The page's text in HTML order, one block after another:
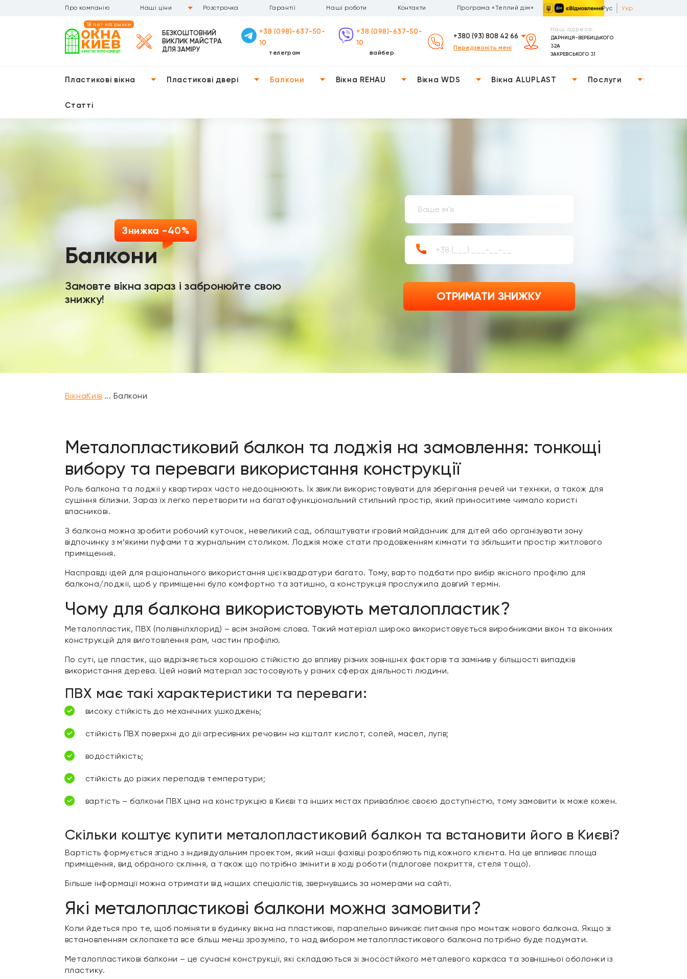
Про компанію Наші ціни Розстрочка Гарантії Наші роботи Контакти Програма «Теплий дім» Рус Укр
18 лет на рынке
БЕЗКОШТОВНИЙ
ВИКЛИК МАЙСТРА
ДЛЯ ЗАМІРУ
+38 (098)-637-50-
10
телеграм
+38 (098)-637-50-
10
вайбер
+380 (93) 808 42 66
Передзвоніть мені
Наш адреса:
ДАРНИЦЯ-ВЕРБИЦЬКОГО
32А
ЗАКРЕВСЬКОГО 31
Пластикові вікна Пластикові двері Балкони Вікна REHAU Вікна WDS Вікна ALUPLAST Послуги
Статті
Балкони
Знижка -40%
Замовте вікна зараз і забронюйте свою
знижку!
ОТРИМАТИ ЗНИЖКУ
ВікнаКиїв ... Балкони
Металопластиковий балкон та лоджія на замовлення: тонкощі
вибору та переваги використання конструкції
Роль балкона та лоджії у квартирах часто недооцінюють. Їх звикли використовувати для зберігання речей чи техніки, а також для
сушіння білизни. Зараз їх легко перетворити на багатофункціональний стильний простір, який приноситиме чимало користі
власникові.
З балкона можна зробити робочий куточок, невеликий сад, облаштувати ігровий майданчик для дітей або організувати зону
відпочинку з м’якими пуфами та журнальним столиком. Лоджія може стати продовженням кімнати та збільшити простір житлового
приміщення.
Насправді ідей для раціонального використання цієї квадратури багато. Тому, варто подбати про вибір якісного профілю для
балкона/лоджії, щоб у приміщенні було комфортно та затишно, а конструкція прослужила довгий термін.
Чому для балкона використовують металопластик?
Металопластик, ПВХ (полівінілхлорид) – всім знайомі слова. Такий матеріал широко використовується виробниками вікон та віконних
конструкцій для виготовлення рам, частин профілю.
По суті, це пластик, що відрізняється хорошою стійкістю до впливу різних зовнішніх факторів та замінив у більшості випадків
використання дерева. Цей новий матеріал застосовують у різних сферах діяльності людини.
ПВХ має такі характеристики та переваги:
високу стійкість до механічних ушкоджень;
стійкість ПВХ поверхні до дії агресивних речовин на кшталт кислот, солей, масел, лугів;
водостійкість;
стійкість до різких перепадів температури;
вартість – балкони ПВХ ціна на конструкцію в Києві та інших містах приваблює своєю доступністю, тому замовити їх може кожен.
Скільки коштує купити металопластиковий балкон та встановити його в Києві?
Вартість формується згідно з індивідуальним проектом, який наші фахівці розробляють під кожного клієнта. На це впливає площа
приміщення, вид обраного скління, а також що потрібно змінити в ході роботи (підлогове покриття, стеля тощо).
Більше інформації можна отримати від наших спеціалістів, звернувшись за номерами на сайті.
Які металопластикові балкони можна замовити?
Коли йдеться про те, щоб поміняти в будинку вікна на пластикові, паралельно виникає питання про монтаж нового балкона. Якщо зі
встановленням склопакета все більш менш зрозуміло, то над вибором металопластикового балкона потрібно буде подумати.
Металопластикові балкони – це сучасні конструкції, які складаються зі зносостійкого металевого каркаса та зовнішньої оболонки із
пластику.